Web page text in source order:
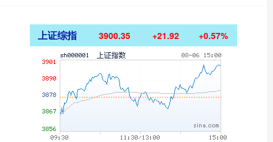
上证综指 3900.35 +21.92 +0.57%